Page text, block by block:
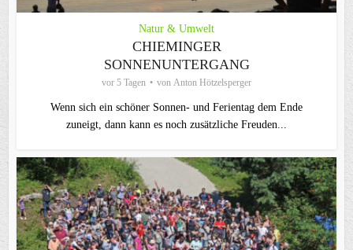
Natur & Umwelt
CHIEMINGER
SONNENUNTERGANG
vor 5 Tagen von Anton Hötzelsperger
Wenn sich ein schöner Sonnen- und Ferientag dem Ende
zuneigt, dann kann es noch zusätzliche Freuden...